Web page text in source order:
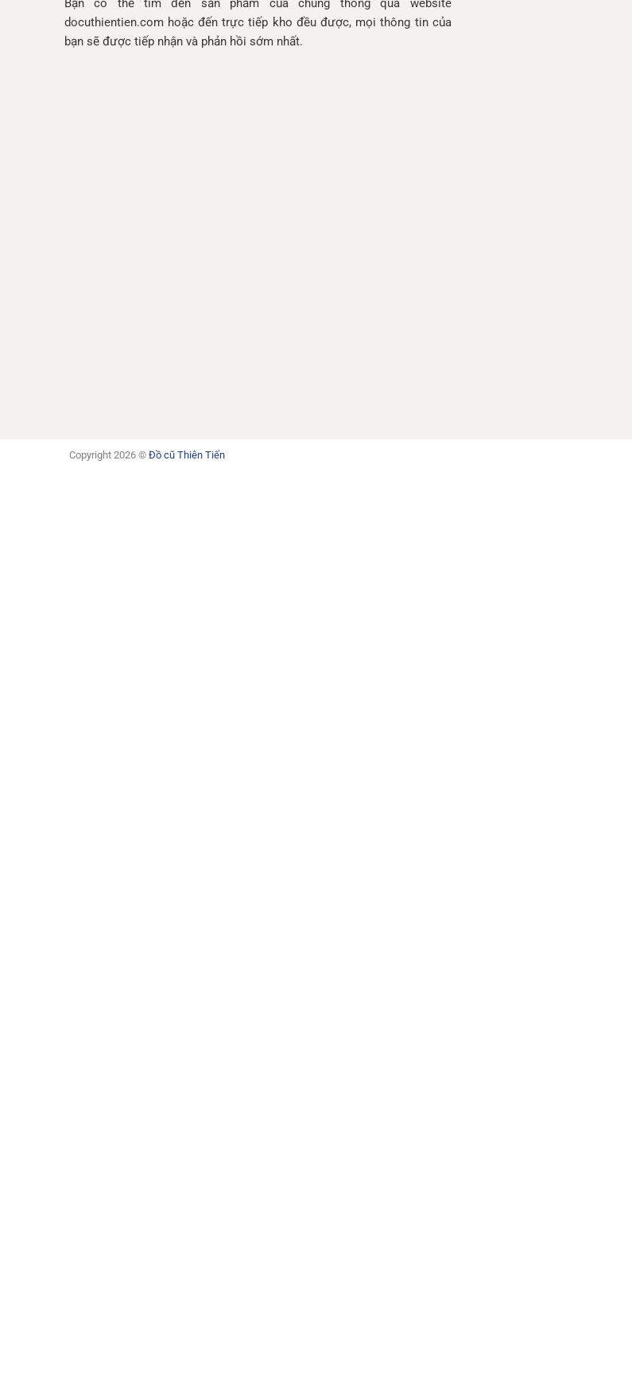
Bạn có thể tìm đến sản phẩm của chúng thông qua website
docuthientien.com hoặc đến trực tiếp kho đều được, mọi thông tin của
bạn sẽ được tiếp nhận và phản hồi sớm nhất.
Copyright 2026 © Đồ cũ Thiên Tiến